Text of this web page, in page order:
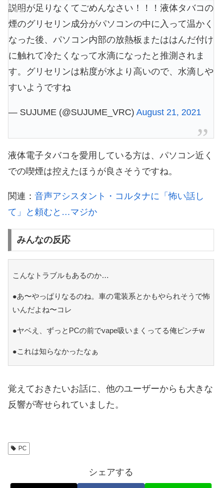
説明が足りなくてごめんなさい！！！液体タバコの
煙のグリセリン成分がパソコンの中に入って温かく
なった後、パソコン内部の放熱板またははんだ付け
に触れて冷たくなって水滴になったと推測されま
す。グリセリンは粘度が水より高いので、水滴しや
すいようですね
— SUJUME (@SUJUME_VRC) August 21, 2021
液体電子タバコを愛用している方は、パソコン近く
での喫煙は控えたほうが良さそうですね。
関連： 音声アシスタント・コルタナに「怖い話し
て」と頼むと…マジか
みんなの反応
こんなトラブルもあるのか…
●あ〜やっぱりなるのね。車の電装系とかもやられそうで怖
いんだよね〜コレ
●ヤベえ、ずっとPCの前でvape吸いまくってる俺ピンチw
●これは知らなかったなぁ
覚えておきたいお話に、他のユーザーからも大きな
反響が寄せられていました。
PC
シェアする